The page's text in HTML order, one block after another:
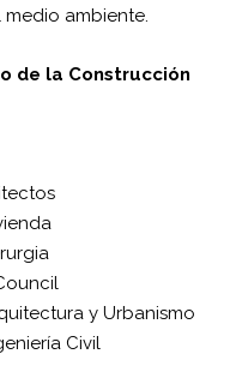
ambiente.
de la Construcción
y Urbanismo
Civil